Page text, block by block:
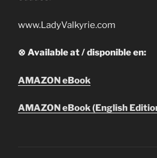
www.LadyValkyrie.com
⊗ Available at / disponible en:
AMAZON eBook
AMAZON eBook (English